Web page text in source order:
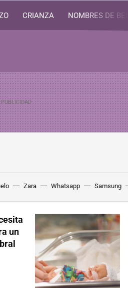
CRIANZA NOMBRES DE
Zara Whatsapp Samsung
un